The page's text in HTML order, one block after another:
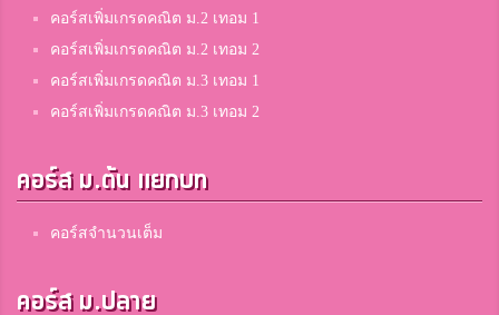
คอร์สเพิ่มเกรดคณิต ม.2 เทอม 1
คอร์สเพิ่มเกรดคณิต ม.2 เทอม 2
คอร์สเพิ่มเกรดคณิต ม.3 เทอม 1
คอร์สเพิ่มเกรดคณิต ม.3 เทอม 2
คอร์ส ม.ต้น แยกบท
คอร์สจำนวนเต็ม
คอร์ส ม.ปลาย